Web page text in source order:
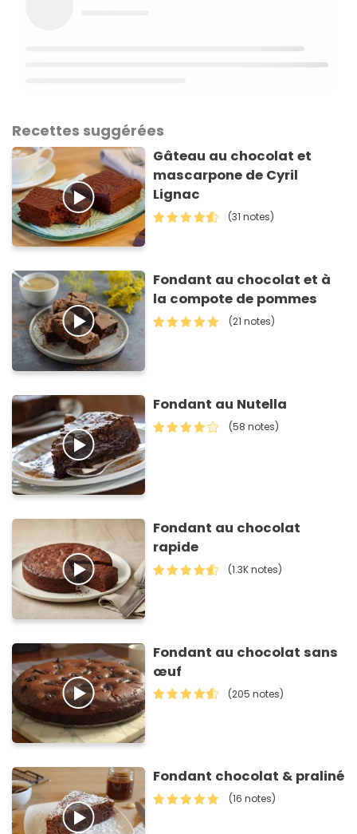
Recettes suggérées
Gâteau au chocolat et
mascarpone de Cyril
Lignac
(31 notes)
Fondant au chocolat et à
la compote de pommes
(21 notes)
Fondant au Nutella
(58 notes)
Fondant au chocolat
rapide
(1.3K notes)
Fondant au chocolat sans
œuf
(205 notes)
Fondant chocolat & praliné
(16 notes)